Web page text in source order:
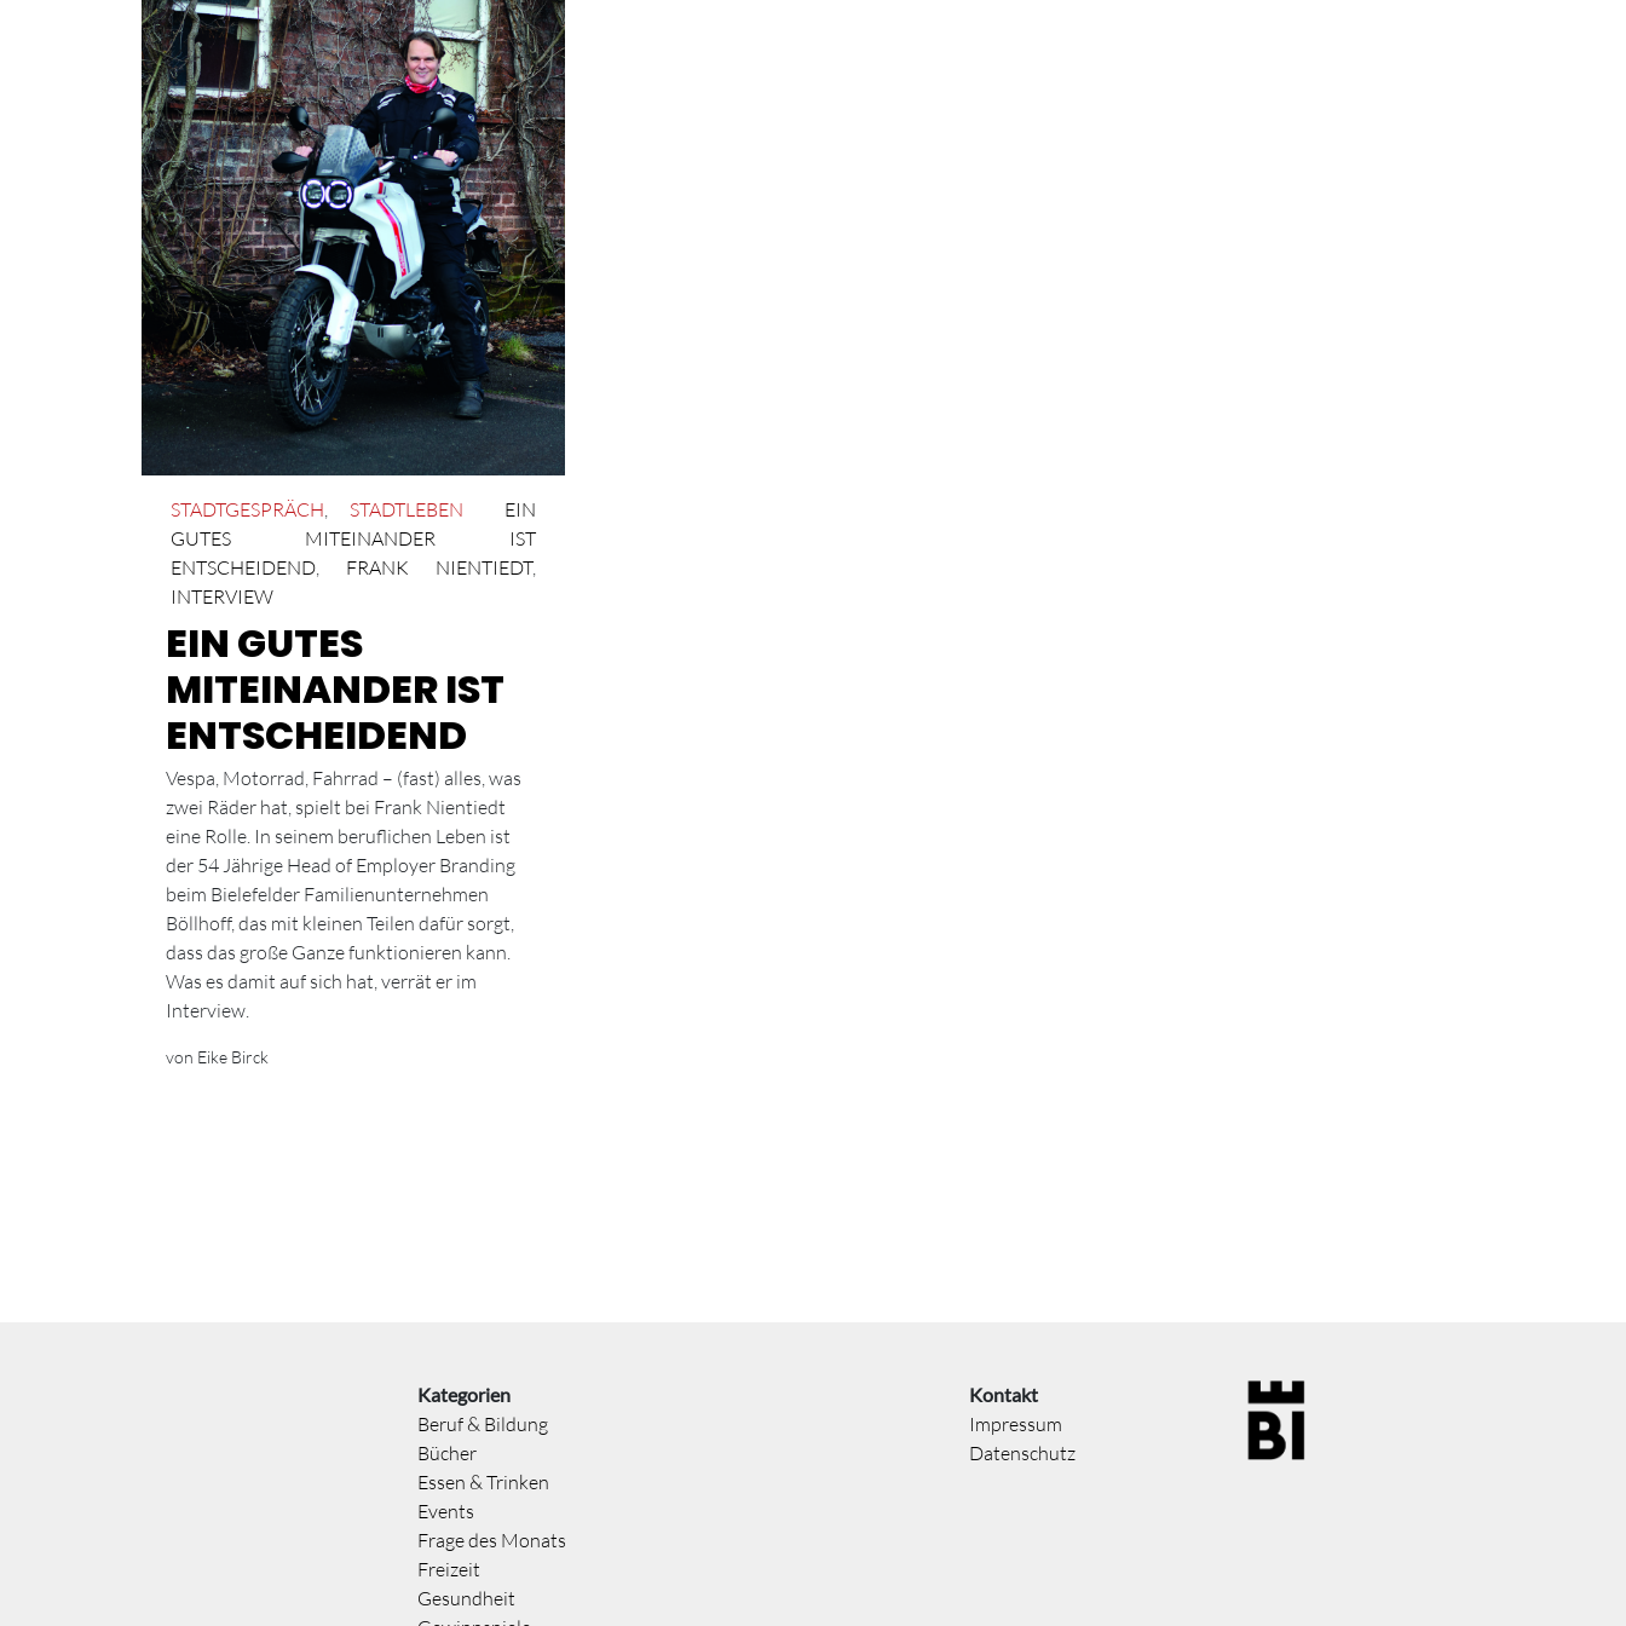
STADTGESPRÄCH STADTLEBEN
EIN
GUTES MITEINANDER IST
ENTSCHEIDEND
FRANK NIENTIEDT,
INTERVIEW
EIN GUTES
MITEINANDER IST
ENTSCHEIDEND
Vespa, Motorrad, Fahrrad – (fast) alles, was
zwei Räder hat, spielt bei Frank Nientiedt
eine Rolle. In seinem beruflichen Leben ist
der 54 Jährige Head of Employer Branding
beim Bielefelder Familienunternehmen
Böllhoff, das mit kleinen Teilen dafür sorgt,
dass das große Ganze funktionieren kann.
Was es damit auf sich hat, verrät er im
Interview.
von Eike Birck
Kategorien
Beruf & Bildung
Bücher
Essen & Trinken
Events
Frage des Monats
Freizeit
Gesundheit
Kontakt
Impressum
Datenschutz